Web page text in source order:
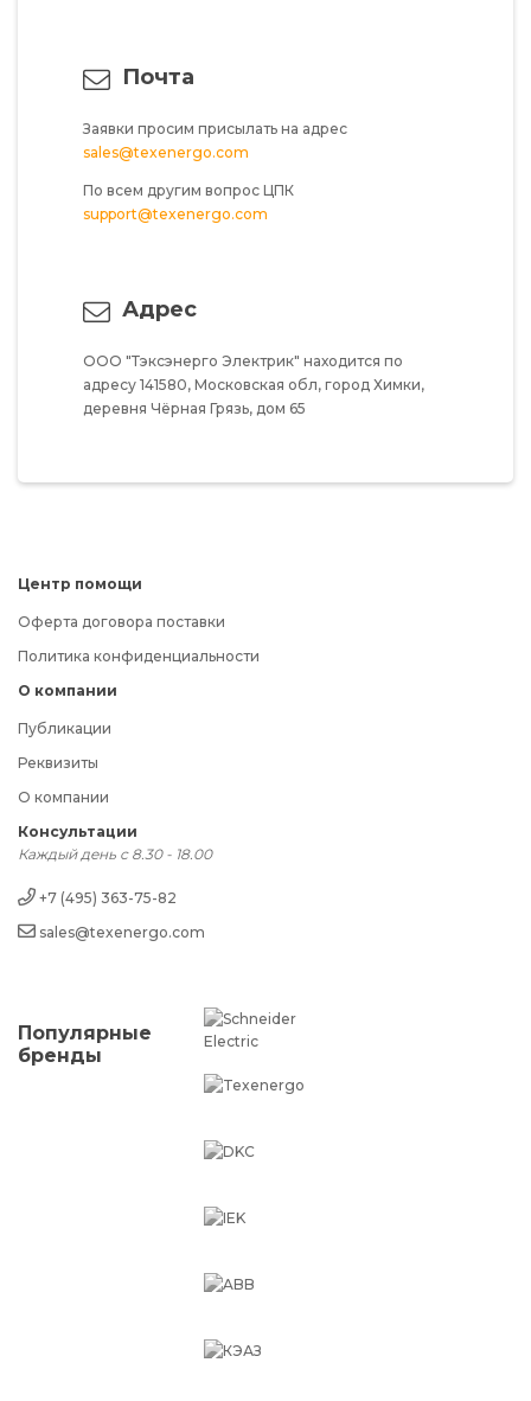
Почта
Заявки просим присылать на адрес
sales@texenergo.com
По всем другим вопрос ЦПК
support@texenergo.com
Адрес
ООО "Тэксэнерго Электрик" находится по
адресу 141580, Московская обл, город Химки,
деревня Чёрная Грязь, дом 65
Центр помощи
Оферта договора поставки
Политика конфиденциальности
О компании
Публикации
Реквизиты
О компании
Консультации
Каждый день с 8.30 - 18.00
+7 (495) 363-75-82
sales@texenergo.com
Популярные
бренды